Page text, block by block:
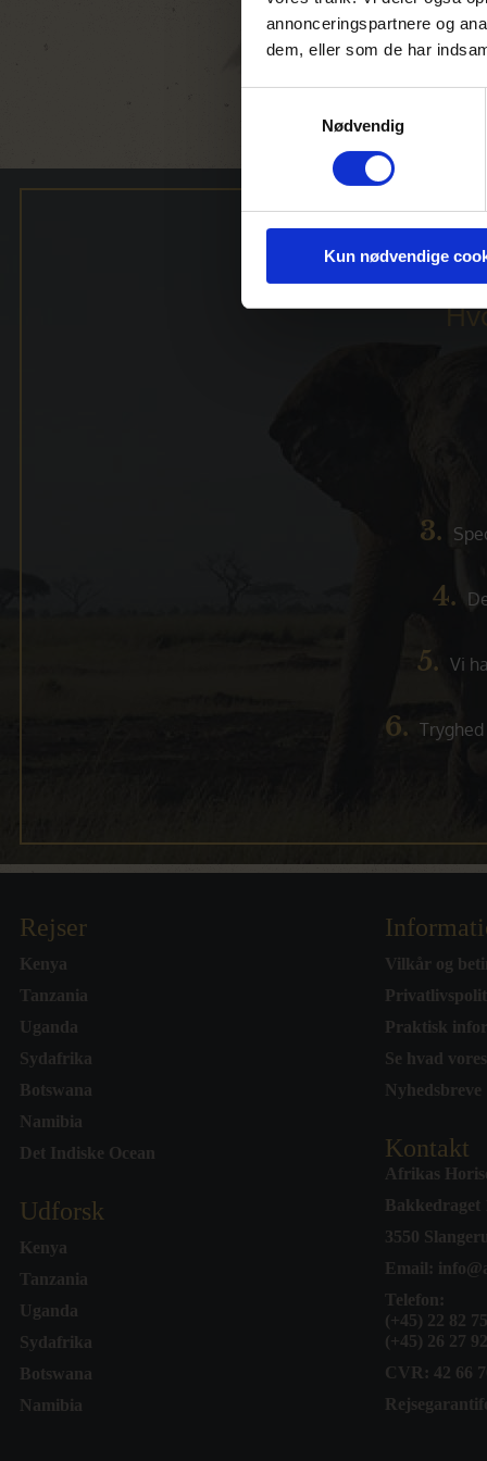
annonceringspartnere og
dem, eller som de har
Nødvendig
Kun nødvendige
adressen
Bo Finn Poulsen
Tanderupkærvej
E-mail:
3.
4.
5. Vi
6.
Rejser
Kenya
Tanzania
Uganda
Sydafrika
Botswana
Namibia
Det Indiske Ocean
Udforsk
Kenya
Tanzania
Uganda
Sydafrika
Botswana
Namibia
Vilkår og
Praktisk
Se hvad
Nyhedsbreve
Kontakt
Afrikas
Bakkedraget
3550
Email:
Telefon:
(+45) 22 82
(+45) 26 27 92
CVR: 42 66